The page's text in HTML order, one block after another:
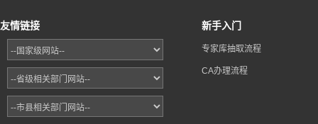
友情链接 新手入门
专家库抽取流程
CA办理流程